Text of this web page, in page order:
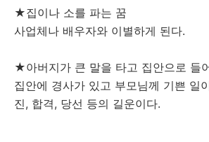
★집이나 소를 파는 꿈
사업체나 배우자와 이별하게 된다.
★아버지가 큰 말을 타고 집안으로 들
집안에 경사가 있고 부모님께 기쁜 일
진, 합격, 당선 등의 길운이다.